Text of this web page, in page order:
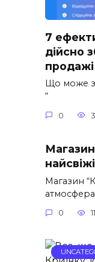
7
дійсно
продажі
Що може
“
0 3
Магазин
Магазин
атмосфера
0 11